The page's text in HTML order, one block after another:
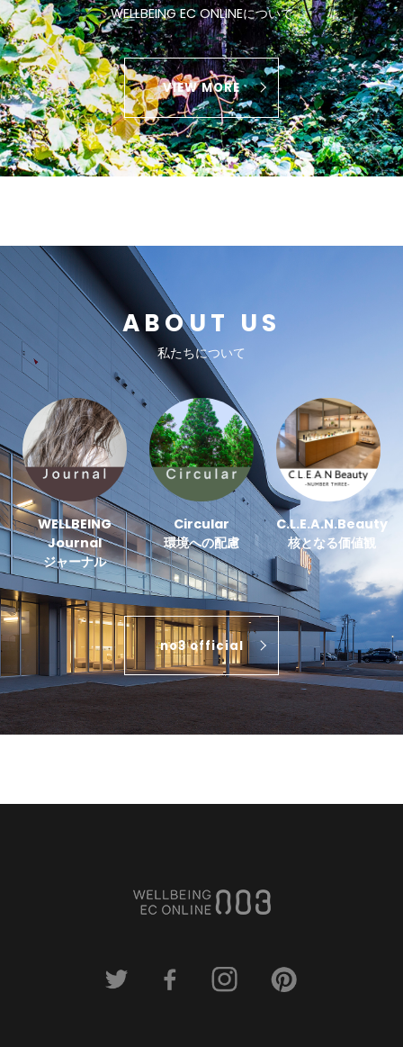
WELLBEING EC ONLINEについて
VIEW MORE
ABOUT US
私たちについて
WELLBEING
Journal
ジャーナル
Circular
環境への配慮
C.L.E.A.N.Beauty
核となる価値観
no3 official